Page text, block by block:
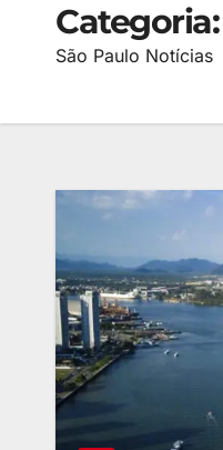
Categoria:
São Paulo Notícias